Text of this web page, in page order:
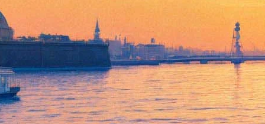
Фонтанный дом предлагает